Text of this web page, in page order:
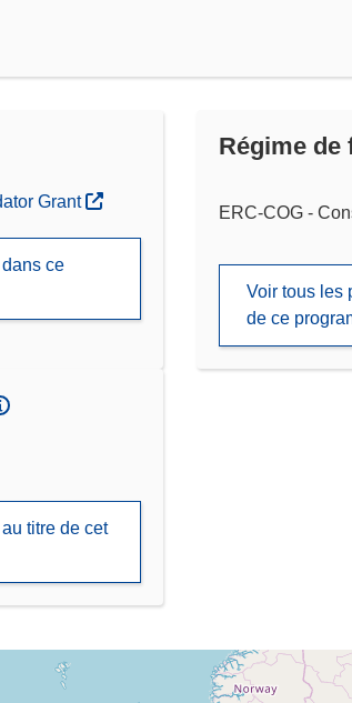
Grant
ce
Régime de
ERC-COG -
Voir tous les
de ce
titre de cet